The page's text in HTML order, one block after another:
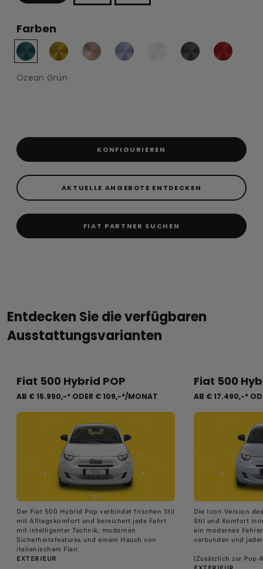
Farben
Ozean Grün
KONFIGURIEREN
AKTUELLE ANGEBOTE ENTDECKEN
FIAT PARTNER SUCHEN
Entdecken Sie die verfügbaren
Ausstattungsvarianten
Fiat 500 Hybrid POP
AB € 15.990,-* ODER € 109,-*/MONAT
Der Fiat 500 Hybrid Pop verbindet frischen Stil
mit Alltagskomfort und bereichert jede Fahrt
mit intelligenter Technik, modernen
Sicherheitsfeatures und einem Hauch von
italienischem Flair.​
EXTERIEUR
Fiat 500
AB € 17.490,-*
Die Icon Version
Stil und Komfort
ein modernes
verbunden und
(Zusätzlich zur Pop-